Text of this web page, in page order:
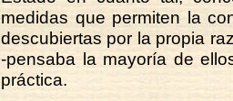
medidas que permiten la
descubiertas por la propia
-pensaba la mayoría de
práctica.